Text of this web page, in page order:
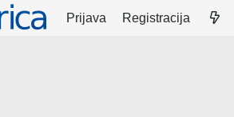
Prijava Registracija